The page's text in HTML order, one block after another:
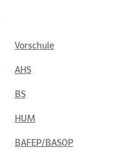
Vorschule
AHS
BS
HUM
BAFEP/BASOP